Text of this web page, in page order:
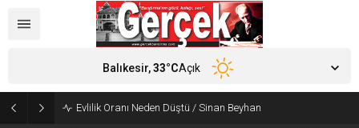
Evlilik Oranı Neden Düştü / Sinan Beyhan
Balıkesir,33°CAçık